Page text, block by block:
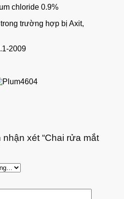
chloride 0.9%
trường hợp bị Axit,
2009
xét “Chai rửa mắt